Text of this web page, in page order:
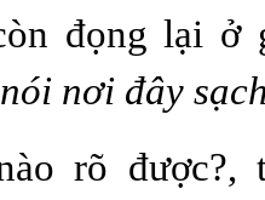
đọng lại ở
nói nơi đây
rõ được?,